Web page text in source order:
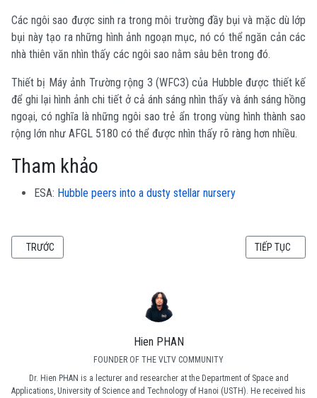
Hien PHAN
FOUNDER OF THE VLTV COMMUNITY
Dr. Hien PHAN is a lecturer and researcher at the Department of Space and
Applications, University of Science and Technology of Hanoi (USTH). He received his
Các ngôi sao được sinh ra trong môi trường đầy bụi và mặc dù lớp
bụi này tạo ra những hình ảnh ngoạn mục, nó có thể ngăn cản các
nhà thiên văn nhìn thấy các ngôi sao nằm sâu bên trong đó.
Thiết bị Máy ảnh Trường rộng 3 (WFC3) của Hubble được thiết kế
để ghi lại hình ảnh chi tiết ở cả ánh sáng nhìn thấy và ánh sáng hồng
ngoại, có nghĩa là những ngôi sao trẻ ẩn trong vùng hình thành sao
rộng lớn như AFGL 5180 có thể được nhìn thấy rõ ràng hơn nhiều.
Tham khảo
ESA: Hubble peers into a dusty stellar nursery
BÀI VIẾT TRƯỚC: TRONG TRÁI TIM RHO OPHIUCHI - BỨC ẢNH KỲ CÔNG
TRƯỚC BÀI VIẾT KẾ
TIẾP TỤC